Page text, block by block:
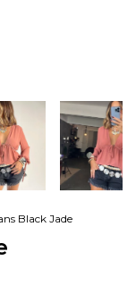
Black Jade